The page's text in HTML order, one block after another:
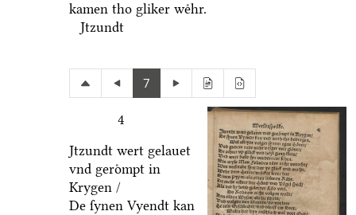
kamen tho gliker weͤhr.
Jtzundt
7
4
Jtzundt wert gelauet
vnd geroͤmpt in
Krygen /
De ſynen Vyendt kan